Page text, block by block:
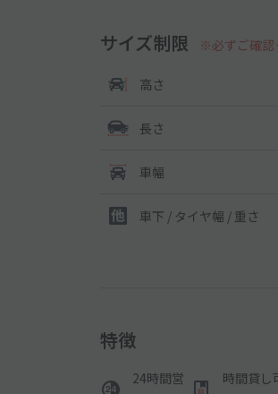
サイズ制限 ※必ずご確認
高さ
長さ
車幅
車下 / タイヤ幅 / 重さ
特徴
24時間営
時間貸し